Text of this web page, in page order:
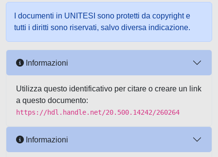
I documenti in UNITESI sono protetti da copyright e
tutti i diritti sono riservati, salvo diversa indicazione.
Informazioni
Utilizza questo identificativo per citare o creare un link
a questo documento:
https://hdl.handle.net/20.500.14242/260264
Informazioni